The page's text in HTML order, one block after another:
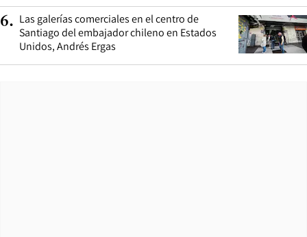
6. Las galerías comerciales en el centro de
Santiago del embajador chileno en Estados
Unidos, Andrés Ergas